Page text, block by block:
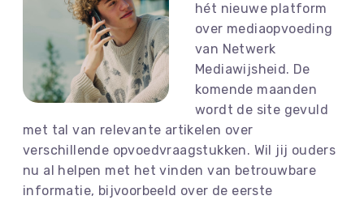
hét nieuwe platform
over mediaopvoeding
van Netwerk
Mediawijsheid. De
komende maanden
wordt de site gevuld
met tal van relevante artikelen over
verschillende opvoedvraagstukken. Wil jij ouders
nu al helpen met het vinden van betrouwbare
informatie, bijvoorbeeld over de eerste